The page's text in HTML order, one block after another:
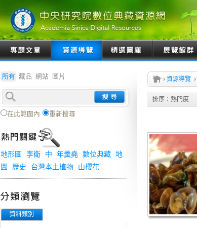
所有 藏品 網站 圖片
在此範圍內 重新搜尋
地形圖 李衛 中 年羹堯 數位典藏 地
圖
歷史 台灣本土植物 山櫻花
資料類別
› 資源導覽 ›
排序： 熱門度